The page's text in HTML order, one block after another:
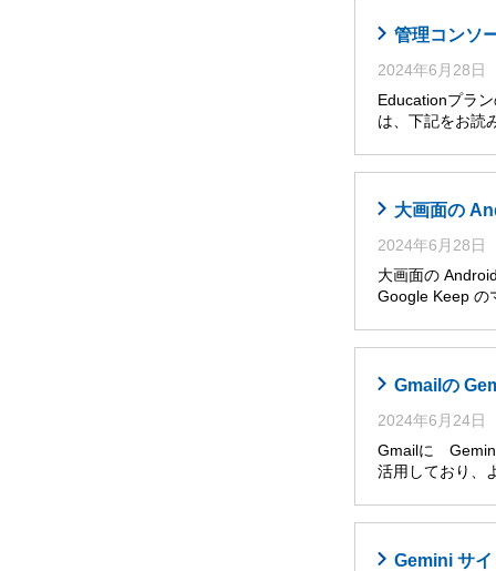
管理コンソ
2024年6月28日
Educationプラ
は、下記をお
大画面の
2024年6月28日
大画面の
Google Keep の
Gmailの
2024年6月24日
Gmailに Gemini
活用しており、
Gemini サ